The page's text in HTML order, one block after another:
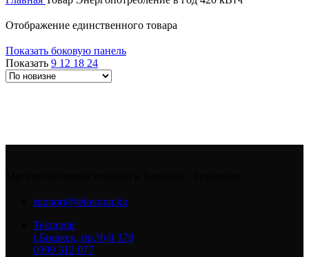
Отображение единственного товара
Показать боковую панель
Показать 9 12 18 24
support@teknomir.kg
Teknomir
г.Бишкек, пр.Чуй 178
0999 312 077